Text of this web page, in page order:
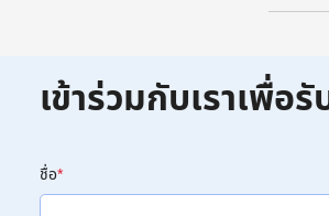
เข้าร่วมกับเราเพื่อ
ชื่อ*